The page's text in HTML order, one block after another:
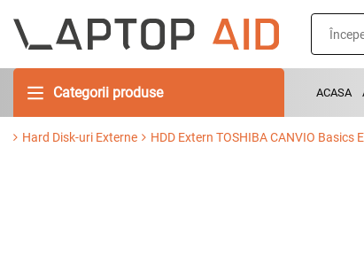
Categorii produse ACASA
Hard Disk-uri Externe HDD Extern TOSHIBA CANVIO Basics